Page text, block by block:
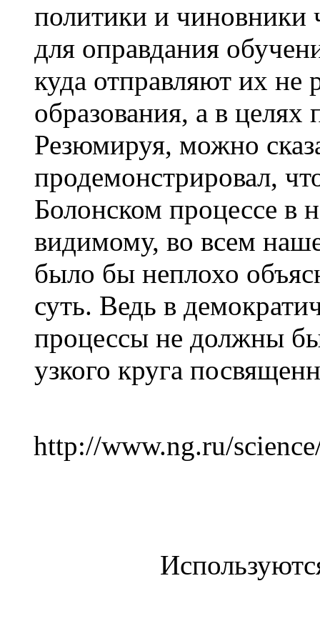
политики и чиновники
для оправдания
куда отправляют их не
образования, а в
Резюмируя, можно
продемонстрировал,
Болонском процессе в
видимому, во всем
было бы неплохо
суть. Ведь в
процессы не должны
узкого круга
http://www.ng.ru/